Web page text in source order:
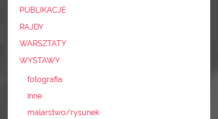
PUBLIKACJE
RAJDY
WARSZTATY
WYSTAWY
fotografia
inne
malarstwo/rysunek